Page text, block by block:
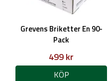
Grevens Briketter En 90-
Pack
499 kr
KÖP